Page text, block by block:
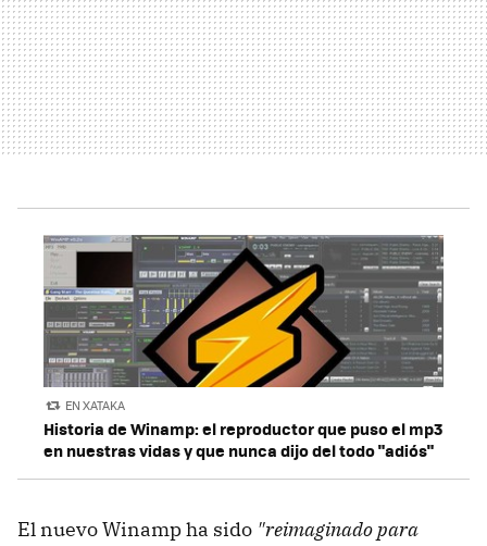
EN XATAKA
Historia de Winamp: el reproductor que puso el mp3
en nuestras vidas y que nunca dijo del todo "adiós"
El nuevo Winamp ha sido "reimaginado para